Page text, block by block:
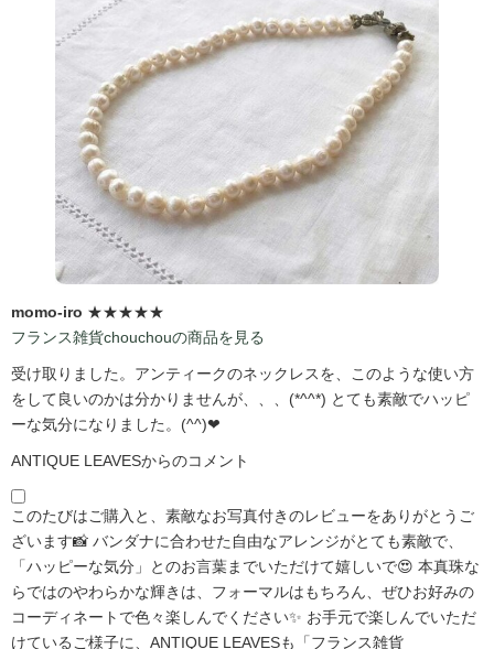
momo-iro ★★★★★
フランス雑貨chouchouの商品を見る
受け取りました。アンティークのネックレスを、このような使い方
をして良いのかは分かりませんが、、、(*^^*) とても素敵でハッピ
ーな気分になりました。(^^)❤
ANTIQUE LEAVESからのコメント
このたびはご購入と、素敵なお写真付きのレビューをありがとうご
ざいます📸 バンダナに合わせた自由なアレンジがとても素敵で、
「ハッピーな気分」とのお言葉までいただけて嬉しいで😍 本真珠な
らではのやわらかな輝きは、フォーマルはもちろん、ぜひお好みの
コーディネートで色々楽しんでください✨ お手元で楽しんでいただ
けているご様子に、ANTIQUE LEAVESも「フランス雑貨